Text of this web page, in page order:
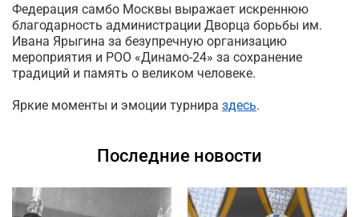
Федерация самбо Москвы выражает искреннюю
благодарность администрации Дворца борьбы им.
Ивана Ярыгина за безупречную организацию
мероприятия и РОО «Динамо-24» за сохранение
традиций и память о великом человеке.
Яркие моменты и эмоции турнира здесь.
Последние новости